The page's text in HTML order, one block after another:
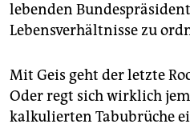
lebenden
Lebensverhältnisse zu
Mit Geis geht der letzte
Oder regt sich wirklich
kalkulierten Tabubrüche